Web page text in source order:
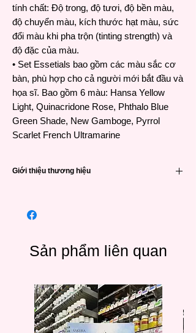
tính chất: Độ trong, độ tươi, độ bền màu,
độ chuyển màu, kích thước hạt màu, sức
đổi màu khi pha trộn (tinting strength) và
độ đặc của màu.
• Set Essetials bao gồm các màu sắc cơ
bàn, phù hợp cho cả người mới bắt đầu và
họa sĩ. Bao gồm 6 màu: Hansa Yellow
Light, Quinacridone Rose, Phthalo Blue
Green Shade, New Gamboge, Pyrrol
Scarlet French Ultramarine
Giới thiệu thương hiệu
màu nước chuyên nghiệp với số lượng màu
những nguồn nguyên liệu vô cùng độc đáo.
Là nhà sản xuất đi đầu về Pigments
sáng tạo màu cho họa sĩ chuyên nghiệp, là
hãng đầu tiên cho ra đời dòng màu
PrimaTek, Luminescent Watercolors,
Watercolor Grounds, Watercolor Sticks và
Sản phẩm liên quan